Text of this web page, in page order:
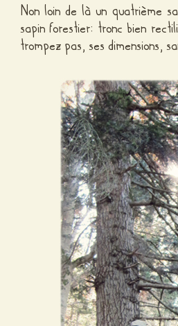
Non loin de là un quatrième
sapin forestier: tronc bien
trompez pas, ses dimensions,